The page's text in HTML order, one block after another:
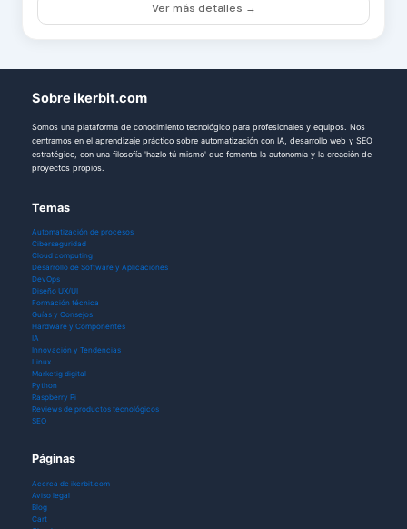
Ver más detalles →
Sobre ikerbit.com
Somos una plataforma de conocimiento tecnológico para profesionales y equipos. Nos
centramos en el aprendizaje práctico sobre automatización con IA, desarrollo web y SEO
estratégico, con una filosofía 'hazlo tú mismo' que fomenta la autonomía y la creación de
proyectos propios.
Temas
Automatización de procesos
Ciberseguridad
Cloud computing
Desarrollo de Software y Aplicaciones
DevOps
Diseño UX/UI
Formación técnica
Guías y Consejos
Hardware y Componentes
IA
Innovación y Tendencias
Linux
Marketig digital
Python
Raspberry Pi
Reviews de productos tecnológicos
SEO
Páginas
Acerca de ikerbit.com
Aviso legal
Blog
Cart